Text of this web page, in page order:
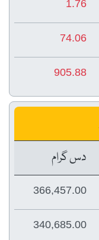
1.76
74.06
905.88
دس گرام
366,457.00
340,685.00